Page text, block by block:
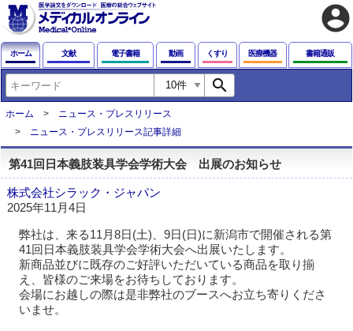
account_circle
ホーム 文献 電子書籍 動画 くすり 医療機器 書籍通販
search
ホーム
ニュース・プレスリリース
ニュース・プレスリリース記事詳細
第41回日本義肢装具学会学術大会 出展のお知らせ
株式会社シラック・ジャパン
2025年11月4日
弊社は、来る11月8日(土)、9日(日)に新潟市で開催される第
41回日本義肢装具学会学術大会へ出展いたします。
新商品並びに既存のご好評いただいている商品を取り揃
え、皆様のご来場をお待ちしております。
会場にお越しの際は是非弊社のブースへお立ち寄りくださ
いませ。